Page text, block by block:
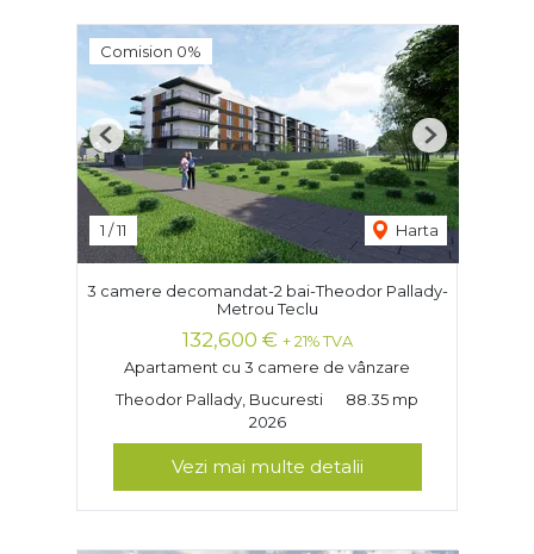
Comision 0%
1 /11 Harta
Previous Next
3 camere decomandat-2 bai-Theodor Pallady-
Metrou Teclu
132,600 € + 21% TVA
Apartament cu 3 camere de vânzare
Theodor Pallady, Bucuresti
88.35 mp
2026
Vezi mai multe detalii